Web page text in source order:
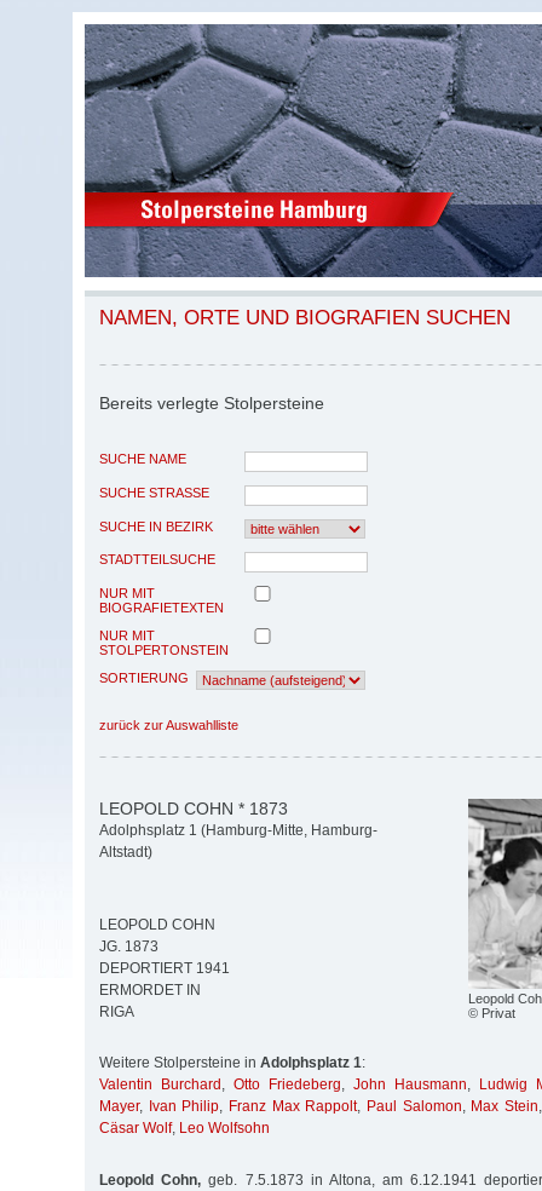
NAMEN, ORTE UND BIOGRAFIEN SUCHEN
Bereits verlegte Stolpersteine
SUCHE NAME
SUCHE STRASSE
SUCHE IN BEZIRK
STADTTEILSUCHE
NUR MIT
BIOGRAFIETEXTEN
NUR MIT
STOLPERTONSTEIN
SORTIERUNG
zurück zur Auswahlliste
Leopold
© Privat
LEOPOLD COHN * 1873
Adolphsplatz 1 (Hamburg-Mitte, Hamburg-
Altstadt)
LEOPOLD COHN
JG. 1873
DEPORTIERT 1941
ERMORDET IN
RIGA
Weitere Stolpersteine in Adolphsplatz 1:
Valentin Burchard , Otto Friedeberg, John Hausmann,
Ludwig
Mayer, Ivan Philip, Franz Max Rappolt, Paul Salomon, Max Stein
Cäsar Wolf, Leo Wolfsohn
Leopold Cohn, geb. 7.5.1873 in Altona, am 6.12.1941